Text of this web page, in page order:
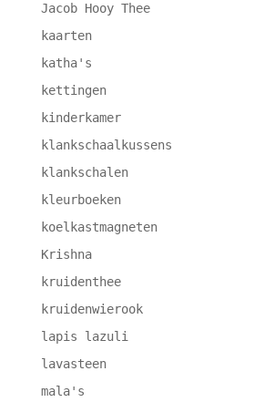
Jacob Hooy Thee
kaarten
katha's
kettingen
kinderkamer
klankschaalkussens
klankschalen
kleurboeken
koelkastmagneten
Krishna
kruidenthee
kruidenwierook
lapis lazuli
lavasteen
mala's